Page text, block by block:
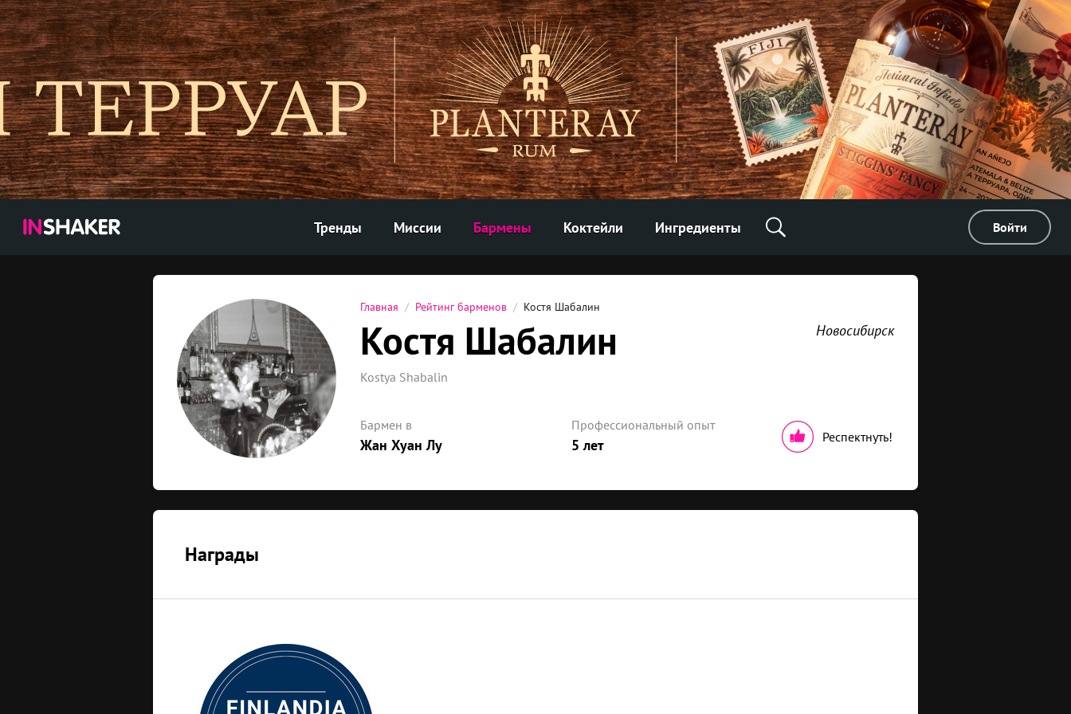
Тренды Миссии Бармены Коктейли Ингредиенты Войти
Главная Рейтинг барменов Костя Шабалин
Костя Шабалин Новосибирск
Kostya Shabalin
Бармен в
Жан Хуан Лу
Профессиональный опыт
5 лет Респектнуть!
Награды